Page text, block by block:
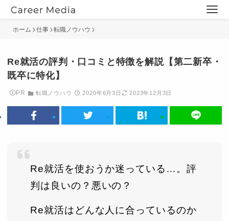
ホーム 仕事 転職ノウハウ
Re就活の評判・口コミと特徴を解説【第二新卒・
既卒に特化】
PR 転職ノウハウ 2020年6月3日 2023年12月3日
Re就活を使おうか迷っている…。評
判は良いの？悪いの？
Re就活はどんな人に合っているのか